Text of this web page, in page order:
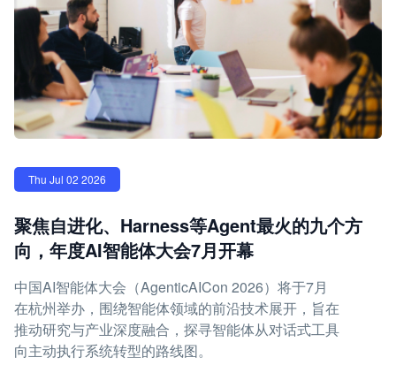
Thu Jul 02 2026
聚焦自进化、Harness等Agent最火的九个方
向，年度AI智能体大会7月开幕
中国AI智能体大会（AgenticAICon 2026）将于7月
在杭州举办，围绕智能体领域的前沿技术展开，旨在
推动研究与产业深度融合，探寻智能体从对话式工具
向主动执行系统转型的路线图。